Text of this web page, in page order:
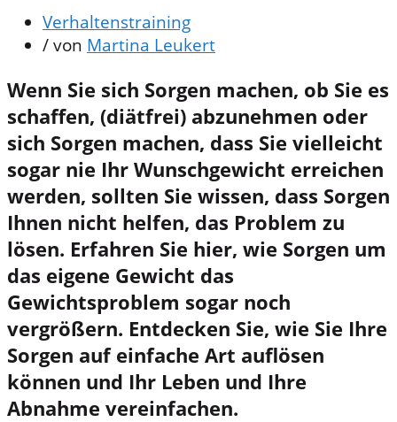
Verhaltenstraining
/ von Martina Leukert
Wenn Sie sich Sorgen machen, ob Sie es
schaffen, (diätfrei) abzunehmen oder
sich Sorgen machen, dass Sie vielleicht
sogar nie Ihr Wunschgewicht erreichen
werden, sollten Sie wissen, dass Sorgen
Ihnen nicht helfen, das Problem zu
lösen. Erfahren Sie hier, wie Sorgen um
das eigene Gewicht das
Gewichtsproblem sogar noch
vergrößern. Entdecken Sie, wie Sie Ihre
Sorgen auf einfache Art auflösen
können und Ihr Leben und Ihre
Abnahme vereinfachen.